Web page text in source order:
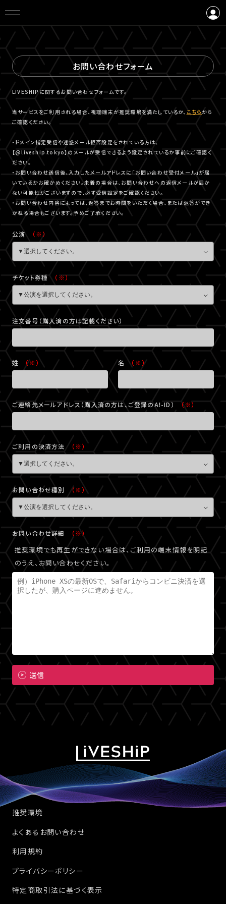
会員登録
お問い合わせフォーム
LIVESHIPに関するお問い合わせフォームです。
当サービスをご利用される場合、視聴端末が推奨環境を満たしているか、 こちらから
ご確認ください。
・ドメイン指定受信や迷惑メール拒否設定をされている方は、
【@liveship.tokyo】のメールが受信できるよう設定されているか事前にご確認く
ださい。
・お問い合わせ送信後、入力したメールアドレスに「お問い合わせ受付メール」が届
いているかお確かめください。未着の場合は、お問い合わせへの返信メールが届か
ない可能性がございますので、必ず受信設定をご確認ください。
・お問い合わせ内容によっては、返答までお時間をいただく場合、または返答ができ
かねる場合もございます。予めご了承ください。
公演 （※）
チケット券種 （※）
注文番号（購入済の方は記載ください）
姓 （※） 名（※）
ご連絡先メールアドレス（購入済の方は、ご登録のA!-ID）（※）
ご利用の決済方法 （※）
お問い合わせ種別（※）
お問い合わせ詳細 （※）
推奨環境でも再生ができない場合は、ご利用の端末情報を明記
のうえ、お問い合わせください。
送信
推奨環境
よくあるお問い合わせ
利用規約
プライバシーポリシー
特定商取引法に基づく表示